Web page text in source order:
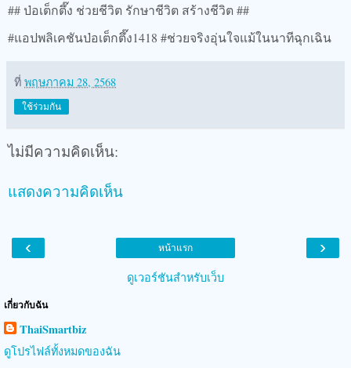
## ป่อเต็กตึ๊ง ช่วยชีวิต รักษาชีวิต สร้างชีวิต ##
#แอปพลิเคชันป่อเต็กตึ๊ง1418 #ช่วยจริงอุ่นใจแม้ในนาทีฉุกเฉิน
ที่ พฤษภาคม 28, 2568
ใช้ร่วมกัน
ไม่มีความคิดเห็น:
แสดงความคิดเห็น
‹ ›
หน้าแรก
ดูเวอร์ชันสำหรับเว็บ
เกี่ยวกับฉัน
ThaiSmartbiz
ดูโปรไฟล์ทั้งหมดของฉัน